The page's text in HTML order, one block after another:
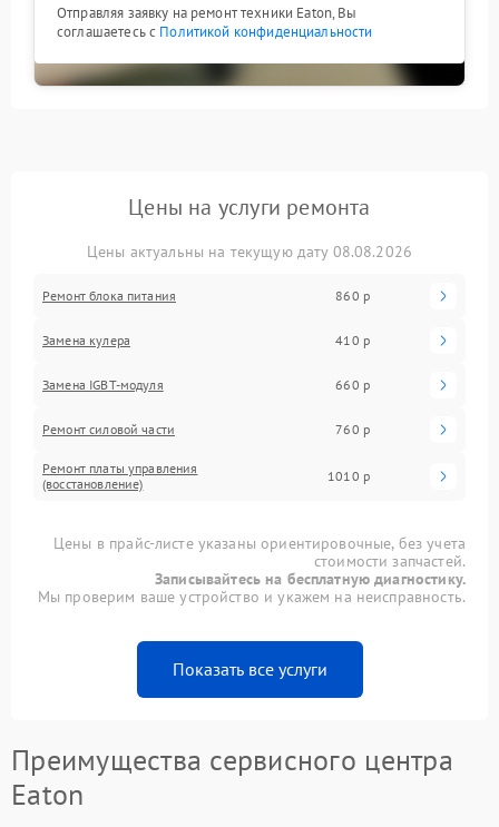
Отправляя заявку на ремонт техники Eaton, Вы
соглашаетесь с Политикой конфиденциальности
Цены на услуги ремонта
Цены актуальны на текущую дату 08.08.2026
Ремонт блока питания 860 р
Замена кулера 410 р
Замена IGBT-модуля 660 р
Ремонт силовой части 760 р
Ремонт платы управления
(восстановление)
1010 р
Цены в прайс-листе указаны ориентировочные, без учета
стоимости запчастей.
Записывайтесь на бесплатную диагностику.
Мы проверим ваше устройство и укажем на неисправность.
Показать все услуги
Преимущества сервисного центра
Eaton